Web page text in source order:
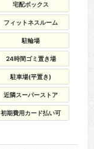
宅配ボックス
フィットネスルーム
駐輪場
24時間ゴミ置き場
駐車場(平置き)
近隣スーパーストア
初期費用カード払い可